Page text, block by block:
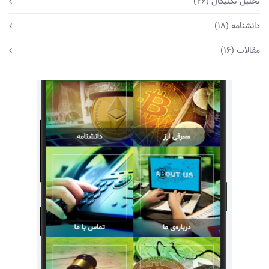
دانشنامه (18)
مقالات (16)